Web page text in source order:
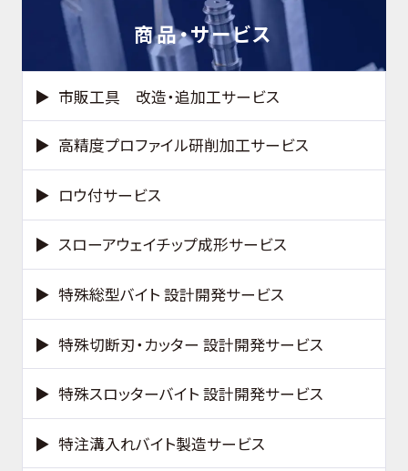
商品・サービス
市販工具 改造・追加工サービス
高精度プロファイル研削加工サービス
ロウ付サービス
スローアウェイチップ成形サービス
特殊総型バイト 設計開発サービス
特殊切断刃・カッター 設計開発サービス
特殊スロッターバイト 設計開発サービス
特注溝入れバイト製造サービス